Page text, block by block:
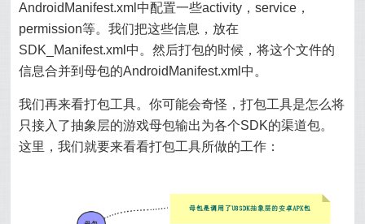
AndroidManifest.xml中配置一些activity，service，
permission等。我们把这些信息，放在
SDK_Manifest.xml中。然后打包的时候，将这个文件的
信息合并到母包的AndroidManifest.xml中。
我们再来看打包工具。你可能会奇怪，打包工具是怎么将
只接入了抽象层的游戏母包输出为各个SDK的渠道包。
这里，我们就要来看看打包工具所做的工作：